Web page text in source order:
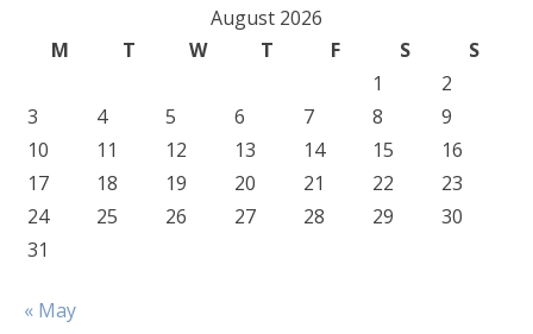
August 2026
M
T W T F S
S
1
2
3
4 5 6 7 8
9
10
11 12 13 14 15
16
17
18 19 20 21 22
23
24
25 26 27 28 29
30
31
« May